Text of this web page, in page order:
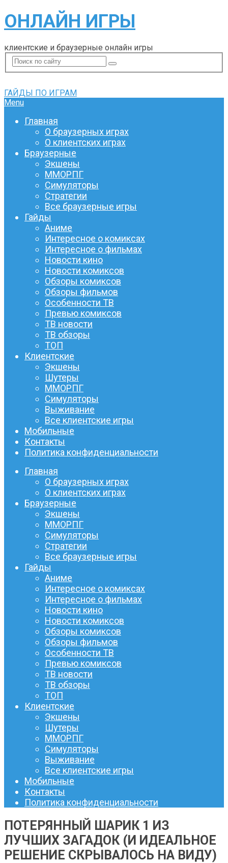
ОНЛАЙН ИГРЫ
клиентские и браузерные онлайн игры
ГАЙДЫ ПО ИГРАМ
Menu
Главная
О браузерных играх
О клиентских играх
Браузерные
Экшены
ММОРПГ
Симуляторы
Стратегии
Все браузерные игры
Гайды
Аниме
Интересное о комиксах
Интересное о фильмах
Новости кино
Новости комиксов
Обзоры комиксов
Обзоры фильмов
Особенности ТВ
Превью комиксов
ТВ новости
ТВ обзоры
ТОП
Клиентские
Экшены
Шутеры
ММОРПГ
Симуляторы
Выживание
Все клиентские игры
Мобильные
Контакты
Политика конфиденциальности
Главная
О браузерных играх
О клиентских играх
Браузерные
Экшены
ММОРПГ
Симуляторы
Стратегии
Все браузерные игры
Гайды
Аниме
Интересное о комиксах
Интересное о фильмах
Новости кино
Новости комиксов
Обзоры комиксов
Обзоры фильмов
Особенности ТВ
Превью комиксов
ТВ новости
ТВ обзоры
ТОП
Клиентские
Экшены
Шутеры
ММОРПГ
Симуляторы
Выживание
Все клиентские игры
Мобильные
Контакты
Политика конфиденциальности
ПОТЕРЯННЫЙ ШАРИК 1 ИЗ
ЛУЧШИХ ЗАГАДОК (И ИДЕАЛЬНОЕ
РЕШЕНИЕ СКРЫВАЛОСЬ НА ВИДУ)